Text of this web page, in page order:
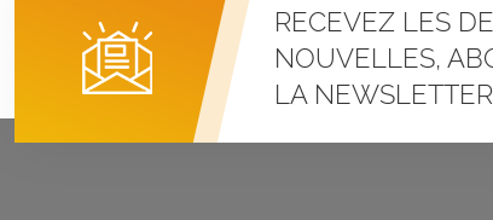
Systèmes de
montage à pince en U
pour toit métallique à
joint debout
VOIR LES DÉTAILS
RECEVEZ LES
NOUVELLES,
LA NEWSLETTER